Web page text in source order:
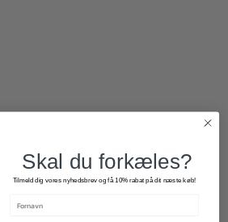
Skal du forkæles?
Tilmeld dig vores nyhedsbrev og få 10% rabat på dit næste køb!